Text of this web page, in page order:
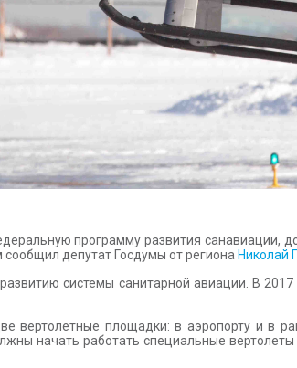
программу развития санавиации,
депутат Госдумы от региона Николай
системы санитарной авиации. В
вертолетные площадки: в аэропорту и в
начать работать специальные